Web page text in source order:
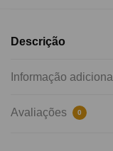
Descrição
Informação adicional
Avaliações 0